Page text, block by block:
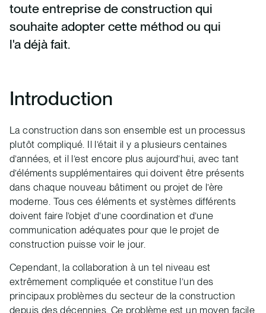
toute entreprise de construction qui
souhaite adopter cette méthod ou qui
l'a déjà fait.
Introduction
La construction dans son ensemble est un processus
plutôt compliqué. Il l’était il y a plusieurs centaines
d’années, et il l’est encore plus aujourd’hui, avec tant
d’éléments supplémentaires qui doivent être présents
dans chaque nouveau bâtiment ou projet de l’ère
moderne. Tous ces éléments et systèmes différents
doivent faire l’objet d’une coordination et d’une
communication adéquates pour que le projet de
construction puisse voir le jour.
Cependant, la collaboration à un tel niveau est
extrêmement compliquée et constitue l’un des
principaux problèmes du secteur de la construction
depuis des décennies. Ce problème est un moyen facile